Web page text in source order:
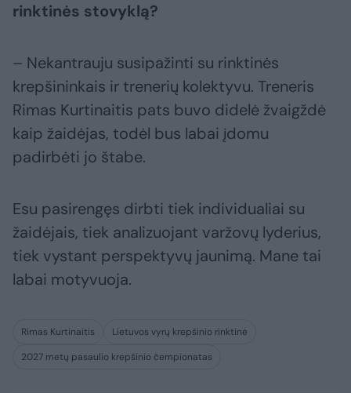
rinktinės stovyklą?
– Nekantrauju susipažinti su rinktinės
krepšininkais ir trenerių kolektyvu. Treneris
Rimas Kurtinaitis pats buvo didelė žvaigždė
kaip žaidėjas, todėl bus labai įdomu
padirbėti jo štabe.
Esu pasirengęs dirbti tiek individualiai su
žaidėjais, tiek analizuojant varžovų lyderius,
tiek vystant perspektyvų jaunimą. Mane tai
labai motyvuoja.
Rimas Kurtinaitis
Lietuvos vyrų krepšinio rinktinė
2027 metų pasaulio krepšinio čempionatas